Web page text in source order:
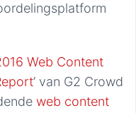
Web Content
’ van G2 Crowd
web content